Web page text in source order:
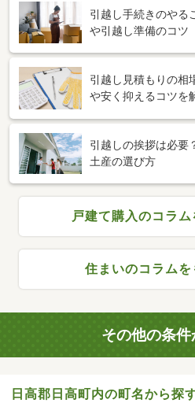
引越し手続きのやる
や引越し準備のコツ
引越し見積もりの相
や安く抑えるコツを
引越しの挨拶は必要
土産の選び方
戸建て購入のコラ
住まいのコラムを
その他の条
日高郡日高町内の町名から探